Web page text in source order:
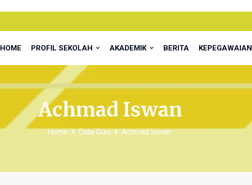
HOME PROFIL SEKOLAH AKADEMIK BERITA KEPEGAWAIAN
Achmad Iswan
Home Data Guru Achmad Iswan